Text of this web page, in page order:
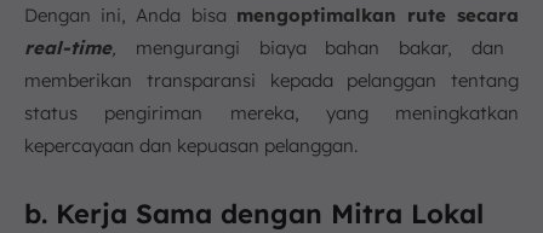
Dengan ini, Anda bisa mengoptimalkan rute secara
real-time, mengurangi biaya bahan bakar, dan
memberikan transparansi kepada pelanggan tentang
status pengiriman mereka, yang meningkatkan
kepercayaan dan kepuasan pelanggan.
b. Kerja Sama dengan Mitra Lokal